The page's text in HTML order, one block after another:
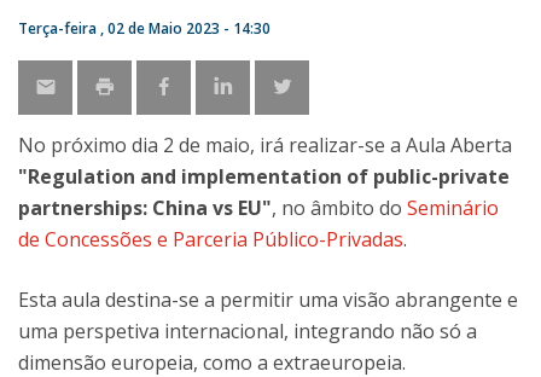
Terça-feira , 02 de Maio 2023 - 14:30
No próximo dia 2 de maio, irá realizar-se a Aula Aberta
"Regulation and implementation of public-private
partnerships: China vs EU", no âmbito do Seminário
de Concessões e Parceria Público-Privadas.
Esta aula destina-se a permitir uma visão abrangente e
uma perspetiva internacional, integrando não só a
dimensão europeia, como a extraeuropeia.